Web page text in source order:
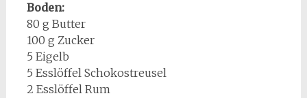
Boden:
80 g Butter
100 g Zucker
5 Eigelb
5 Esslöffel Schokostreusel
2 Esslöffel Rum